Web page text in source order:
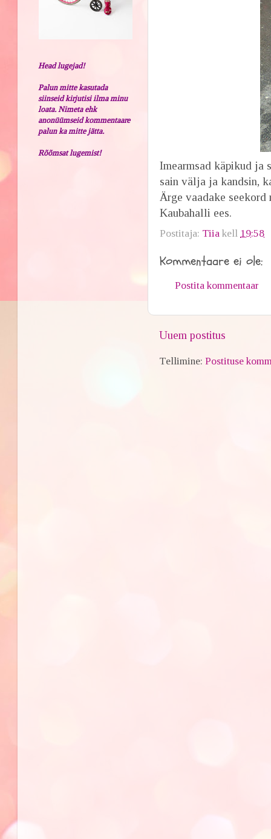
Imearmsad käpikud ja
sain välja ja kandsin,
Ärge vaadake seekord
Kaubahalli ees.
Postitaja: Tiia kell 19:58
Kommentaare ei ole:
Postita kommentaar
Uuem postitus
Tellimine:Postituse
Head lugejad!
Palun mitte kasutada
siinseid kirjutisi ilma minu
loata. Nimeta ehk
anonüümseid kommentaare
palun ka mitte jätta.
Rõõmsat lugemist!